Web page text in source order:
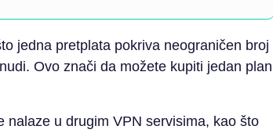
jedna pretplata pokriva neograničen broj
Ovo znači da možete kupiti jedan plan
nalaze u drugim VPN servisima, kao što